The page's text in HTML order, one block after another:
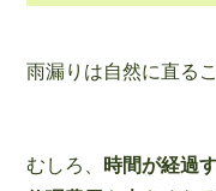
雨漏りは自然に直る
むしろ、 時間が経過